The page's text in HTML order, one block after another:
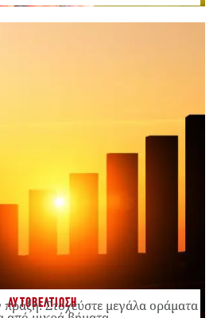
ΑΥΤΟΒΕΛΤΙΩΣΗΣτοχεύστε μεγάλα οράματα